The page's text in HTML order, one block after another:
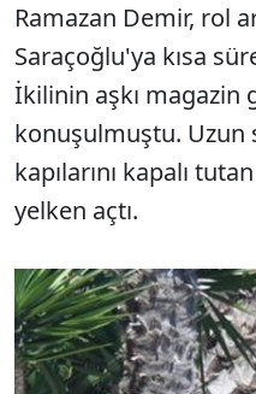
Ramazan Demir, rol
Saraçoğlu'ya kısa
İkilinin aşkı magazin
konuşulmuştu. Uzun
kapılarını kapalı
yelken açtı.